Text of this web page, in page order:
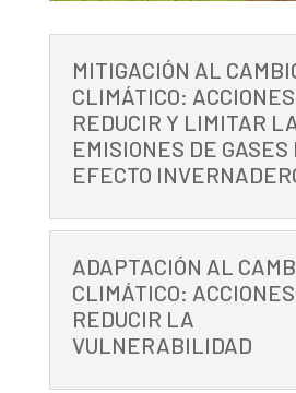
MITIGACIÓN AL
CLIMÁTICO:
REDUCIR Y LIMITAR
EMISIONES DE GASES
EFECTO
ADAPTACIÓN AL
CLIMÁTICO:
REDUCIR LA
VULNERABILIDAD